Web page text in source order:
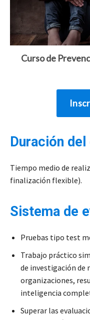
Duración
Tiempo medio de
finalización flexible).
Sistema de
Pruebas tipo test
Trabajo práctico
de investigación de
organizaciones,
inteligencia
Superar las